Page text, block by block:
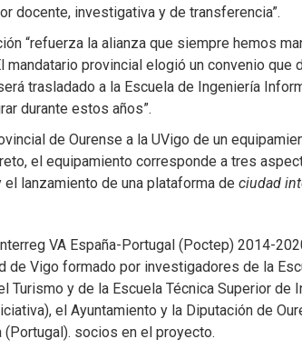
docente, investigativa y de transferencia”.
“refuerza la alianza que siempre hemos
provincial elogió un convenio que
trasladado a la Escuela de Ingeniería
durante estos años”.
de Ourense a la UVigo de un
el equipamiento corresponde a tres
el lanzamiento de una plataforma de ciudad
VA España-Portugal (Poctep) 2014-
Vigo formado por investigadores de la
y de la Escuela Técnica Superior de
el Ayuntamiento y la Diputación de
(Portugal). socios en el proyecto.